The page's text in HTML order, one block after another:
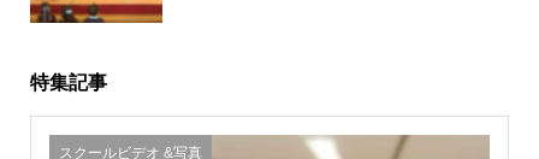
特集記事
スクールビデオ &写真